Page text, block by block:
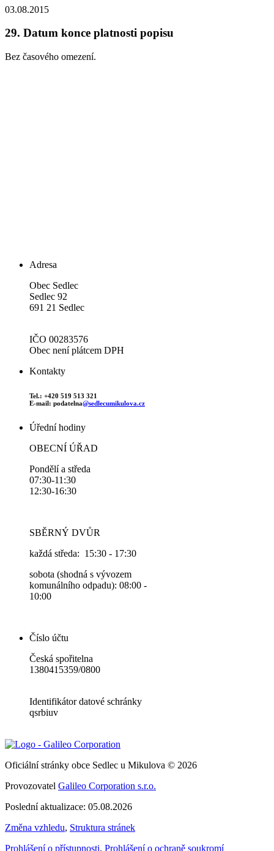
03.08.2015
29. Datum konce platnosti popisu
Bez časového omezení.
Adresa
Obec Sedlec
Sedlec 92
691 21 Sedlec
IČO 00283576
Obec není plátcem DPH
Kontakty
Tel.: +420 519 513 321
E-mail: podatelna@sedlecumikulova.cz
Úřední hodiny
OBECNÍ ÚŘAD
Pondělí a středa
07:30-11:30
12:30-16:30
SBĚRNÝ DVŮR
každá středa: 15:30 - 17:30
sobota (shodná s vývozem
komunálního odpadu): 08:00 -
10:00
Číslo účtu
Česká spořitelna
1380415359/0800
Identifikátor datové schránky
qsrbiuv
Oficiální stránky obce Sedlec u Mikulova © 2026
Provozovatel Galileo Corporation s.r.o.
Poslední aktualizace: 05.08.2026
Změna vzhledu, Struktura stránek
Prohlášení o přístupnosti, Prohlášení o ochraně soukromí